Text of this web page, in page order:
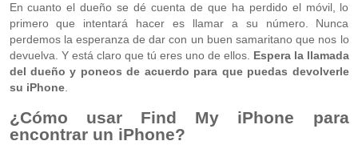
En cuanto el dueño se dé cuenta de que ha perdido el móvil, lo
primero que intentará hacer es llamar a su número. Nunca
perdemos la esperanza de dar con un buen samaritano que nos lo
devuelva. Y está claro que tú eres uno de ellos. Espera la llamada
del dueño y poneos de acuerdo para que puedas devolverle
su iPhone.
¿Cómo usar Find My iPhone para
encontrar un iPhone?